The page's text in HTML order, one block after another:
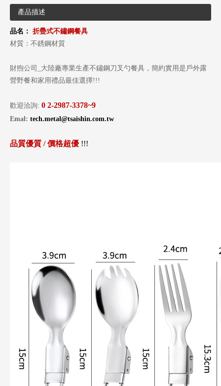
產品描述
品名： 折疉式不鏽鋼餐具
材質：不銹鋼材質
財煦公司_大陸廠專業生產不鏽鋼刀叉勺餐具，簡約實用是戶外露
營野餐和家用禮品最佳選擇!!!
歡迎洽詢: 0 2-2987-3378~9
Emal: tech.metal@tsaishin.com.tw
品質優質 /價格超優 !!!